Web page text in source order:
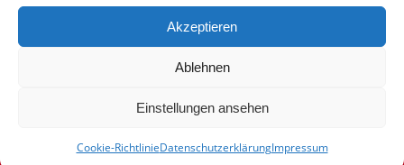
Akzeptieren
Ablehnen
Einstellungen ansehen
Cookie-RichtlinieDatenschutzerklärungImpressum
Neue Podcast-Folge: So tickt Björn!
27. Juli 2026
© VfR Wormatia Worms